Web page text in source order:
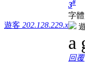
遊客 202.128.229.x
3#
字
a
回覆